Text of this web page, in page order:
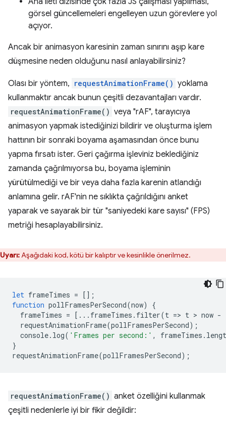
görsel güncellemeleri engelleyen uzun görevlere yol
açıyor.
Ancak bir animasyon karesinin zaman sınırını aşıp kare
düşmesine neden olduğunu nasıl anlayabilirsiniz?
Olası bir yöntem, requestAnimationFrame() yoklama
kullanmaktır ancak bunun çeşitli dezavantajları vardır.
requestAnimationFrame() veya "rAF", tarayıcıya
animasyon yapmak istediğinizi bildirir ve oluşturma işlem
hattının bir sonraki boyama aşamasından önce bunu
yapma fırsatı ister. Geri çağırma işleviniz beklediğiniz
zamanda çağrılmıyorsa bu, boyama işleminin
yürütülmediği ve bir veya daha fazla karenin atlandığı
anlamına gelir. rAF'nin ne sıklıkta çağrıldığını anket
yaparak ve sayarak bir tür "saniyedeki kare sayısı" (FPS)
metriği hesaplayabilirsiniz.
Uyarı:Aşağıdaki kod, kötü bir kalıptır ve kesinlikle önerilmez.
let frameTimes = [];
function pollFramesPerSecond(now)
{
frameTimes = [... frameTimes . filter(t => t > now -
requestAnimationFrame(pollFramesPerSecond);
console. log( 'Frames per second:' , frameTimes .
}
requestAnimationFrame(pollFramesPerSecond);
requestAnimationFrame() anket özelliğini kullanmak
çeşitli nedenlerle iyi bir fikir değildir: